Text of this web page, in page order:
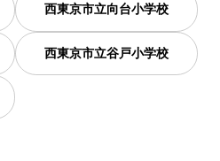
西東京市立向台小学校
西東京市立谷戸小学校